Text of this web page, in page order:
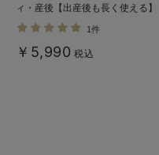
ィ・産後【出産後も長く使える】
1件
￥5,990 税込